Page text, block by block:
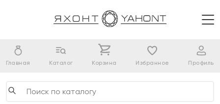
Главная Каталог Корзина Избранное Профиль